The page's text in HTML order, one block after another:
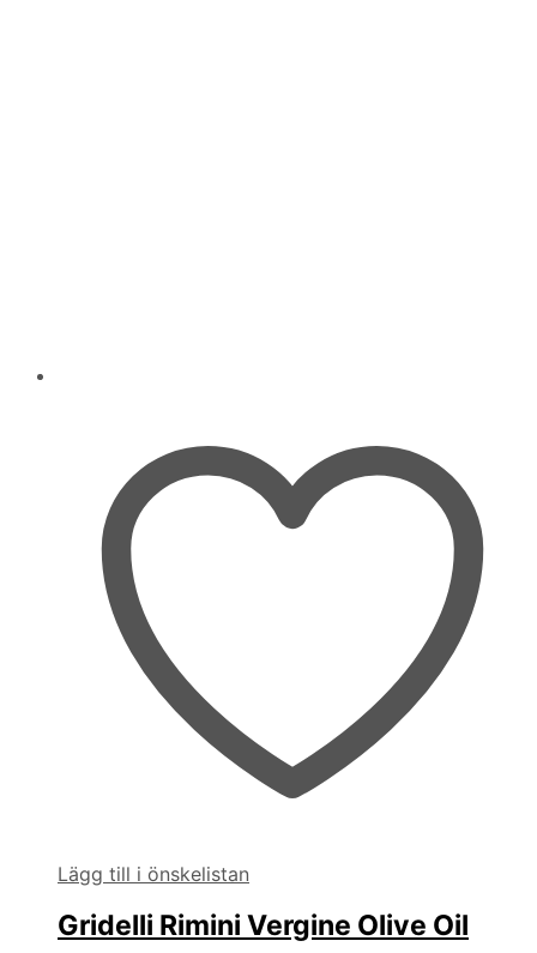
Lägg till i önskelistan
Gridelli Rimini Vergine Olive Oil